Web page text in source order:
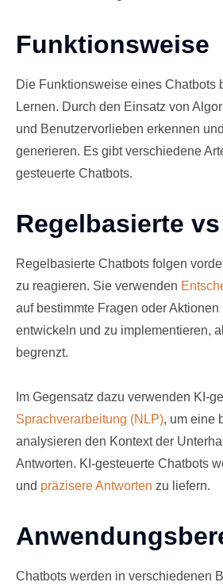
Funktionsweise
Die Funktionsweise eines Chatbots
Lernen. Durch den Einsatz von
und Benutzervorlieben erkennen
generieren. Es gibt verschiedene
gesteuerte Chatbots.
Regelbasierte
Regelbasierte Chatbots folgen
zu reagieren. Sie verwenden
auf bestimmte Fragen oder
entwickeln und zu implementieren,
begrenzt.
Im Gegensatz dazu verwenden KI-
Sprachverarbeitung (NLP), um eine
analysieren den Kontext der
Antworten. KI-gesteuerte Chatbots
und präzisere Antworten zu liefern.
Chatbots werden in verschiedenen